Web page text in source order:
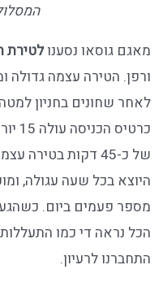
מאגם גוסאו נסענולטירת
ורפן. הטירה עצמה גדולה
לאחר שחונים בחניון
של כ-45 דקות
היוצא בכל שעה עגולה,
מספר פעמים ביום.
הכל נראה די כמו
התחברנו לרעיון.